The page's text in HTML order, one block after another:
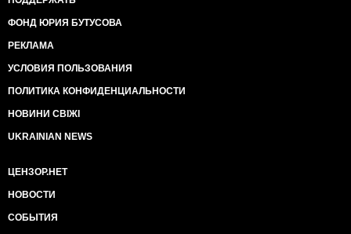
ФОНД ЮРИЯ БУТУСОВА
РЕКЛАМА
УСЛОВИЯ ПОЛЬЗОВАНИЯ
ПОЛИТИКА КОНФИДЕНЦИАЛЬНОСТИ
НОВИНИ СВІЖІ
UKRAINIAN NEWS
ЦЕНЗОР.НЕТ
НОВОСТИ
СОБЫТИЯ